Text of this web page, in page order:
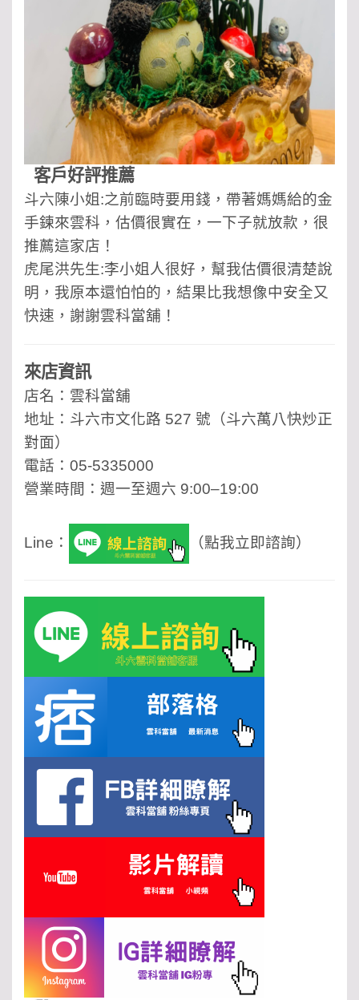
客戶好評推薦
斗六陳小姐:之前臨時要用錢，帶著媽媽給的金
手鍊來雲科，估價很實在，一下子就放款，很
推薦這家店！
虎尾洪先生:李小姐人很好，幫我估價很清楚說
明，我原本還怕怕的，結果比我想像中安全又
快速，謝謝雲科當舖！
來店資訊
店名：雲科當舖
地址：斗六市文化路 527 號（斗六萬八快炒正
對面）
電話：05-5335000
營業時間：週一至週六 9:00–19:00
Line： （點我立即諮詢）